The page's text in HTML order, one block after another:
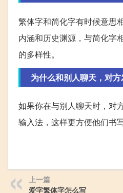
繁体字和简化字有时候意思
内涵和历史渊源，与简化字
的多样性。
为什么和别人聊天，对
如果你在与别人聊天时，对
输入法，这样更方便他们书
上一篇
爱字繁体字怎么写